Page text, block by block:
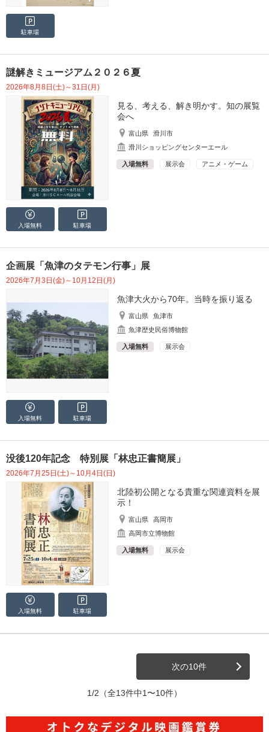
駐車場
謎解きミュージアム２０２６夏
2026年8月8日(土)～31日(月)
見る、考える、解き明かす。知の展覧
会へ
富山県
滑川市
滑川ショッピングセンターエール
入場無料 展示会 アニメ・ゲーム
入場無料 駐車場
企画展「魚津のタテモン行事」展
2026年7月3日(金)～10月12日(月)
魚津大火から70年。当時を振り返る
富山県
魚津市
魚津歴史民俗博物館
入場無料 展示会
入場無料 駐車場
没後120年記念 特別展「林忠正書簡展」
2026年7月25日(土)～10月4日(日)
北陸初公開となる貴重な関連資料を展
示！
富山県
高岡市
高岡市立博物館
入場無料 展示会
入場無料 駐車場
次の10件
1/2 （全13件中1〜10件）